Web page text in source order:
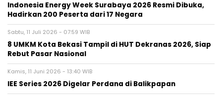
Indonesia Energy Week Surabaya 2026 Resmi Dibuka,
Hadirkan 200 Peserta dari 17 Negara
Sabtu, 11 Juli 2026 - 07:59 WIB
8 UMKM Kota Bekasi Tampil di HUT Dekranas 2026, Siap
Rebut Pasar Nasional
Kamis, 11 Juni 2026 - 13:40 WIB
IEE Series 2026 Digelar Perdana di Balikpapan